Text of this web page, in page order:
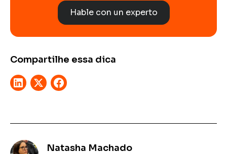
Hable con un experto
Compartilhe essa dica
Natasha Machado